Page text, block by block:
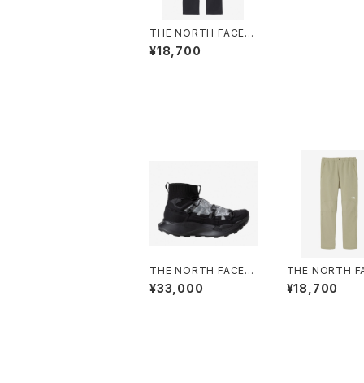
THE NORTH FACE |
ALPINE LIGHT PANT
NB82501 | ブラック |
¥18,700
THE NORTH FACE |
VECTIVBREEZEDCF
NF52641 | TFNブラッ
¥33,000
THE NORTH
ALPINE LIGHT
NB82501 | クレ
¥18,700